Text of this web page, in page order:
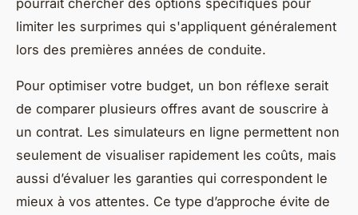
limiter les surprimes qui s'appliquent généralement
lors des premières années de conduite.
Pour optimiser votre budget, un bon réflexe serait
de comparer plusieurs offres avant de souscrire à
un contrat. Les simulateurs en ligne permettent non
seulement de visualiser rapidement les coûts, mais
aussi d’évaluer les garanties qui correspondent le
mieux à vos attentes. Ce type d’approche évite de